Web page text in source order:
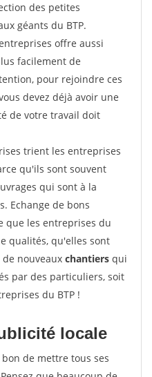
des petites
géants du BTP.
offre aussi
facilement de
pour rejoindre ces
devez déjà avoir une
de votre travail doit
trient les entreprises
qu'ils sont souvent
qui sont à la
Echange de bons
que les entreprises du
qualités, qu'elles sont
nouveaux chantiers qui
par des particuliers, soit
du BTP !
locale
de mettre tous ses